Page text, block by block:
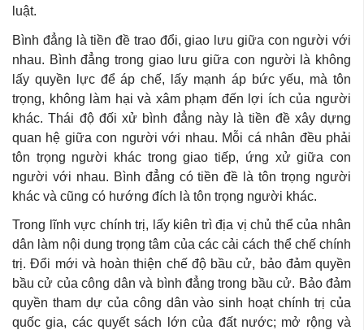
luật.
Bình đẳng là tiền đề trao đổi, giao lưu giữa con người với
nhau. Bình đẳng trong giao lưu giữa con người là không
lấy quyền lực để áp chế, lấy mạnh áp bức yếu, mà tôn
trọng, không làm hại và xâm phạm đến lợi ích của người
khác. Thái độ đối xử bình đẳng này là tiền đề xây dựng
quan hệ giữa con người với nhau. Mỗi cá nhân đều phải
tôn trọng người khác trong giao tiếp, ứng xử giữa con
người với nhau. Bình đẳng có tiền đề là tôn trọng người
khác và cũng có hướng đích là tôn trọng người khác.
Trong lĩnh vực chính trị, lấy kiên trì địa vị chủ thể của nhân
dân làm nội dung trọng tâm của các cải cách thể chế chính
trị. Đổi mới và hoàn thiện chế độ bầu cử, bảo đảm quyền
bầu cử của công dân và bình đẳng trong bầu cử. Bảo đảm
quyền tham dự của công dân vào sinh hoạt chính trị của
quốc gia, các quyết sách lớn của đất nước; mở rộng và